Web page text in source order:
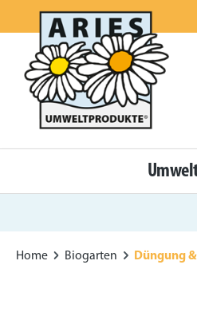
Zur Hauptnavigation
Home Biogarten Düngung